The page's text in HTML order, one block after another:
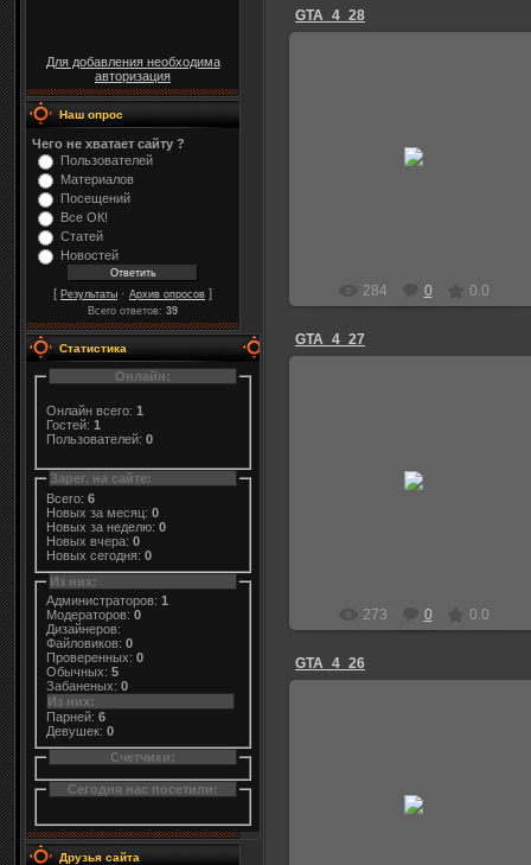
Для добавления необходима
авторизация
Наш опрос
Чего не хватает сайту ?
Пользователей
Материалов
Посещений
Все ОК!
Статей
Новостей
[ Результаты · Архив опросов ]
Всего ответов: 39
Статистика
Онлайн:
Онлайн всего: 1
Гостей: 1
Пользователей: 0
Зарег. на сайте:
Всего: 6
Новых за месяц: 0
Новых за неделю: 0
Новых вчера: 0
Новых сегодня: 0
Из них:
Администраторов: 1
Модераторов: 0
Дизайнеров:
Файловиков: 0
Проверенных: 0
Обычных: 5
Забаненых: 0
Из них:
Парней: 6
Девушек: 0
Счетчики:
Сегодня нас посетили:
Друзья сайта
GTA_4_28
284 0 0.0
GTA_4_27
273 0 0.0
GTA_4_26